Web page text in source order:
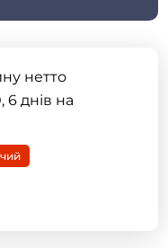
нетто
6 днів на